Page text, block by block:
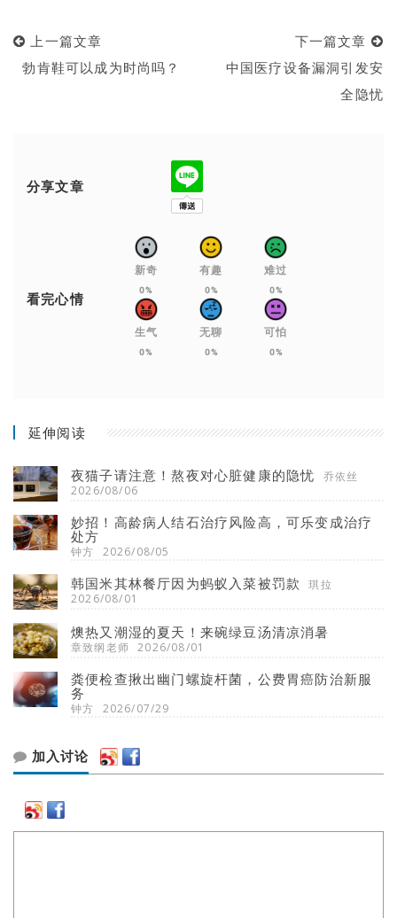
上一篇文章
勃肯鞋可以成为时尚吗？
下一篇文章
中国医疗设备漏洞引发安
全隐忧
分享文章
看完心情
新奇
0%
有趣
0%
难过
0%
生气
0%
无聊
0%
可怕
0%
延伸阅读
夜猫子请注意！熬夜对心脏健康的隐忧
乔依丝
2026/08/06
妙招！高龄病人结石治疗风险高，可乐变成治疗
处方
钟方 2026/08/05
韩国米其林餐厅因为蚂蚁入菜被罚款
琪拉
2026/08/01
燠热又潮湿的夏天！来碗绿豆汤清凉消暑
章致纲老师 2026/08/01
粪便检查揪出幽门螺旋杆菌，公费胃癌防治新服
务
钟方 2026/07/29
加入讨论